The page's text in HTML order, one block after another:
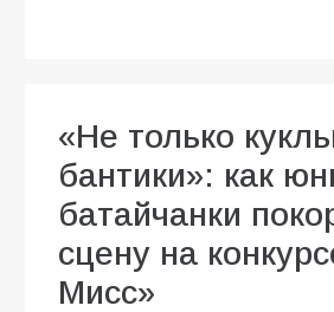
«Не только
бантики»: как
батайчанки
сцену на
Мисс»